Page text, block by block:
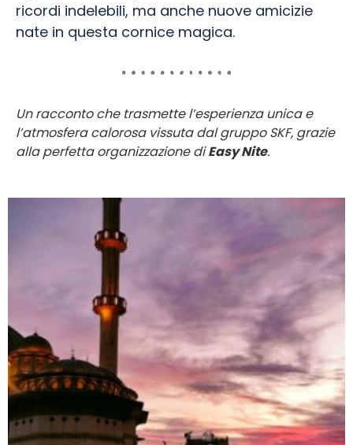
ricordi indelebili, ma anche nuove amicizie
nate in questa cornice magica.
Un racconto che trasmette l’esperienza unica e
l’atmosfera calorosa vissuta dal gruppo SKF, grazie
alla perfetta organizzazione diEasy Nite.